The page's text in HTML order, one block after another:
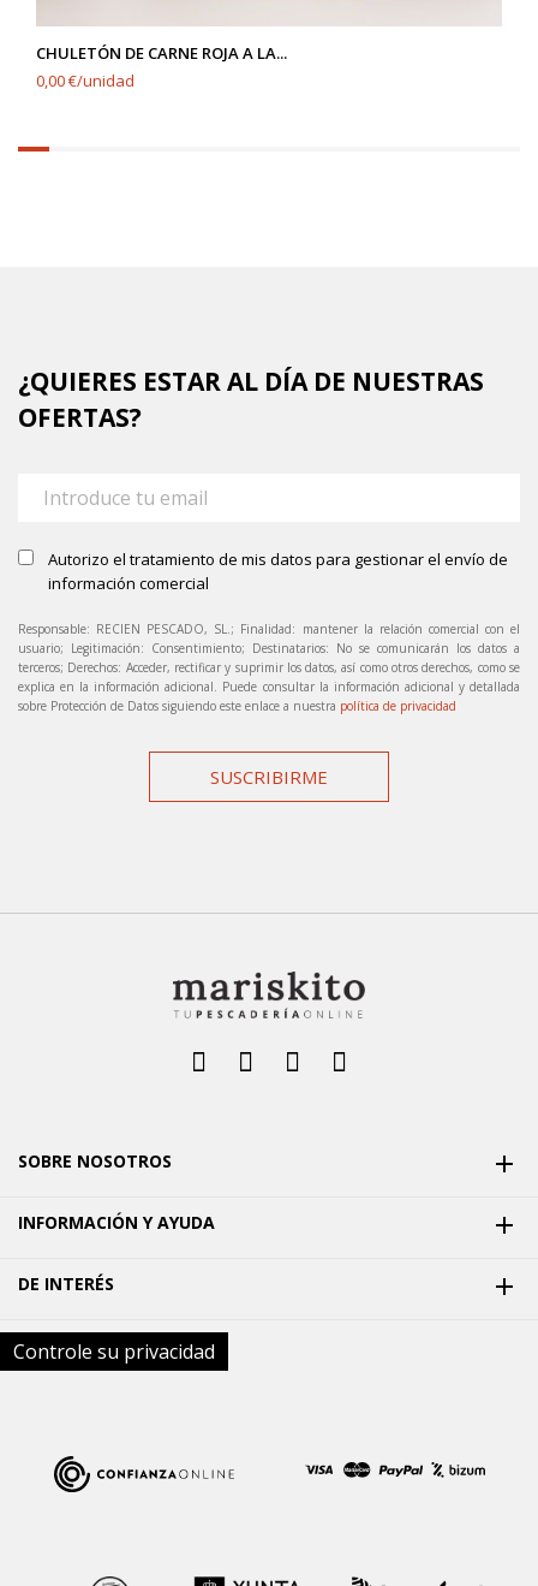
CHULETÓN DE CARNE ROJA A LA...
0,00 €/unidad
6.25%
¿QUIERES ESTAR AL DÍA DE NUESTRAS
OFERTAS?
Autorizo el tratamiento de mis datos para gestionar el envío de
información comercial
Responsable: RECIEN PESCADO, SL.; Finalidad: mantener la relación comercial con el
usuario; Legitimación: Consentimiento; Destinatarios: No se comunicarán los datos a
terceros; Derechos: Acceder, rectificar y suprimir los datos, así como otros derechos, como se
explica en la información adicional. Puede consultar la información adicional y detallada
sobre Protección de Datos siguiendo este enlace a nuestra política de privacidad
SUSCRIBIRME
SOBRE NOSOTROS 
INFORMACIÓN Y AYUDA 
DE INTERÉS 
Controle su privacidad